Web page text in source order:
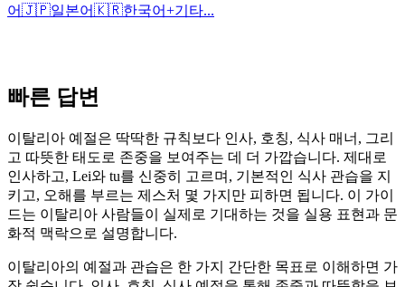
어🇯🇵일본어🇰🇷한국어+기타...
빠른 답변
이탈리아 예절은 딱딱한 규칙보다 인사, 호칭, 식사 매너, 그리
고 따뜻한 태도로 존중을 보여주는 데 더 가깝습니다. 제대로
인사하고, Lei와 tu를 신중히 고르며, 기본적인 식사 관습을 지
키고, 오해를 부르는 제스처 몇 가지만 피하면 됩니다. 이 가이
드는 이탈리아 사람들이 실제로 기대하는 것을 실용 표현과 문
화적 맥락으로 설명합니다.
이탈리아의 예절과 관습은 한 가지 간단한 목표로 이해하면 가